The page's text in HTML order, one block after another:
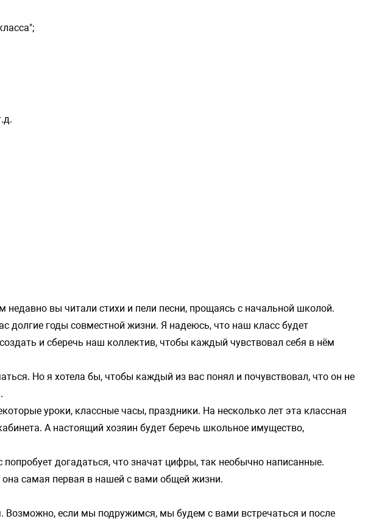
вы читали стихи и пели песни, прощаясь с начальной школой.
долгие годы совместной жизни. Я надеюсь, что наш класс будет
и сберечь наш коллектив, чтобы каждый чувствовал себя в нём
Но я хотела бы, чтобы каждый из вас понял и почувствовал, что он не
уроки, классные часы, праздники. На несколько лет эта классная
А настоящий хозяин будет беречь школьное имущество,
догадаться, что значат цифры, так необычно написанные.
самая первая в нашей с вами общей жизни.
Возможно, если мы подружимся, мы будем с вами встречаться и после